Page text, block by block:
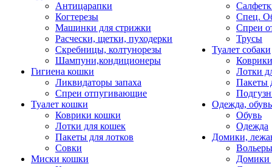
Антицарапки
Когтерезы
Машинки для стрижки
Расчески, щетки, пуходерки
Скребницы, колтунорезы
Шампуни,кондиционеры
Гигиена кошки
Ликвидаторы запаха
Спреи отпугивающие
Туалет кошки
Коврики кошки
Лотки для кошек
Пакеты для лотков
Совки
Миски кошки
Спец.
Спреи
Трусы
Туалет собаки
Коврики
Лотки
Пакеты
Одежда, обувь
Обувь
Одежда
Домики,
Домики